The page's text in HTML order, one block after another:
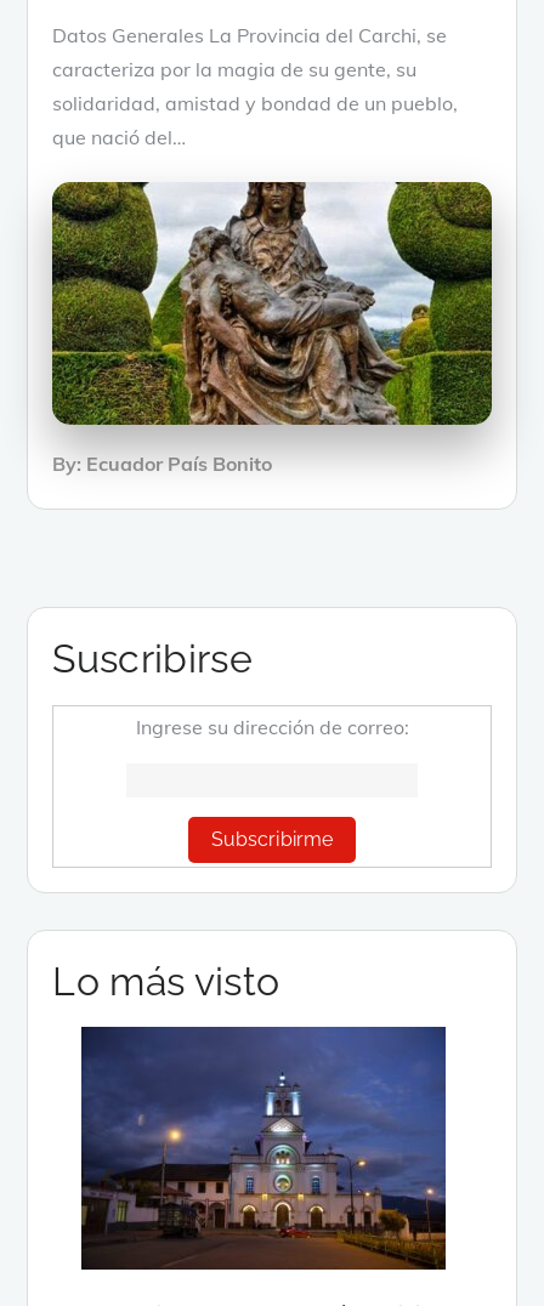
Datos Generales La Provincia del Carchi, se
caracteriza por la magia de su gente, su
solidaridad, amistad y bondad de un pueblo,
que nació del…
By: Ecuador País Bonito
Suscribirse
Ingrese su dirección de correo:
Lo más visto